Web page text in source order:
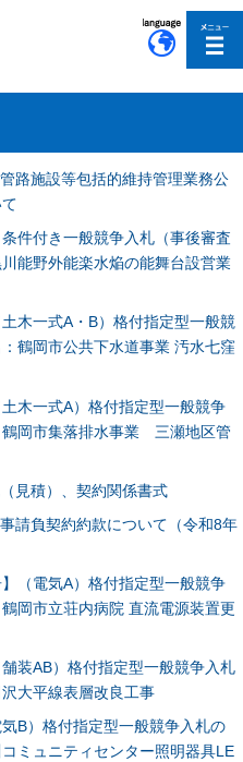
路施設等包括的維持管理業務公
件付き一般競争入札（事後審査
能野外能楽水焔の能舞台設営業
木一式A・B）格付指定型一般競
鶴岡市公共下水道事業 汚水七窪
木一式A）格付指定型一般競争
岡市集落排水事業 三瀬地区管
見積）、契約関係書式
請負契約約款について（令和8年
】（電気A）格付指定型一般競争
岡市立荘内病院 直流電源装置更
装AB）格付指定型一般競争入札
大平線表層改良工事
B）格付指定型一般競争入札の
ミュニティセンター照明器具LE